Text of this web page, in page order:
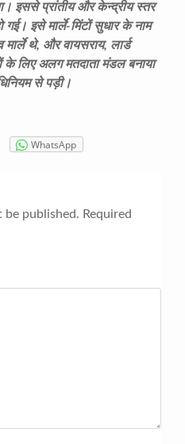
इससे प्रांतीय और केन्द्रीय स्तर
गई। इसे मार्ले-मिंटों सुधार के नाम
थे, और वायसराय, लार्ड
के लिए अलग मतदाता मंडल बनाया
से पड़ी।
WhatsApp
be published. Required